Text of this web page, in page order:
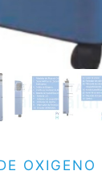
OXIGENO